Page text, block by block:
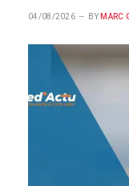
04/08/2026 BY MARC